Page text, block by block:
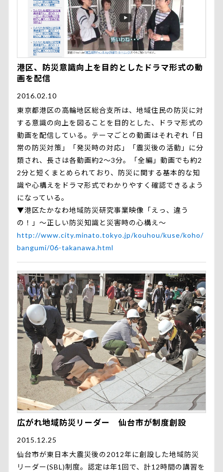
港区、防災意識向上を目的としたドラマ形式の動
画を配信
2016.02.10
東京都港区の高輪地区総合支所は、地域住民の防災に対
する意識の向上を図ることを目的とした、ドラマ形式の
動画を配信している。テーマごとの動画はそれぞれ「日
常の防災対策」「発災時の対応」「震災後の活動」に分
類され、長さは各動画約2～3分。「全編」動画でも約2
2分と短くまとめられており、防災に関する基本的な知
識や心構えをドラマ形式でわかりやすく確認できるよう
になっている。
▼港区たかなわ地域防災研究事業映像「えっ、違う
の！」～正しい防災知識と災害時の心構え～
http://www.city.minato.tokyo.jp/kouhou/kuse/koho/
bangumi/06-takanawa.html
広がれ地域防災リーダー 仙台市が制度創設
2015.12.25
仙台市が東日本大震災後の2012年に創設した地域防災
リーダー(SBL)制度。認定は年1回で、計12時間の講習を